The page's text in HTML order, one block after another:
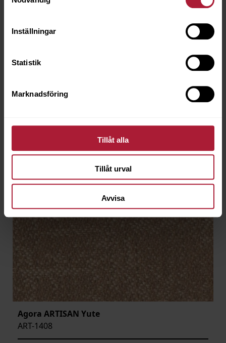
Inställningar
Statistik
Marknadsföring
Tillåt alla
Tillåt urval
Avvisa
ART-1407
Saldo3
Agora ARTISAN Yute
ART-1408